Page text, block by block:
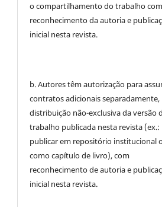
o compartilhamento do trabalho com
reconhecimento da autoria e
inicial nesta revista.
b. Autores têm autorização para
contratos adicionais separadamente,
distribuição não-exclusiva da versão
trabalho publicada nesta revista (ex.:
publicar em repositório institucional
como capítulo de livro), com
reconhecimento de autoria e
inicial nesta revista.